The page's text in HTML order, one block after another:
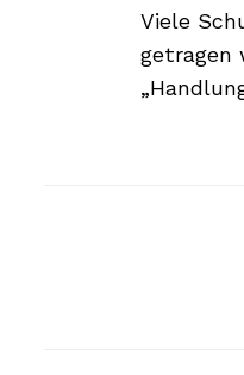
Viele
getragen